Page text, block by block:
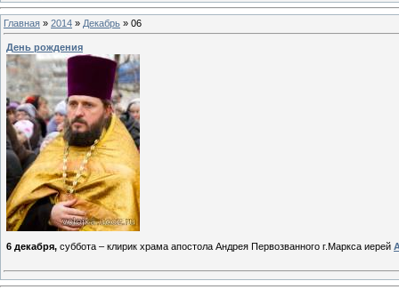
Главная » 2014 » Декабрь » 06
День рождения
6 декабря, суббота – клирик храма апостола Андрея Первозванного г.Маркса иерей